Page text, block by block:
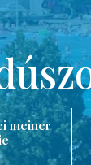
meiner